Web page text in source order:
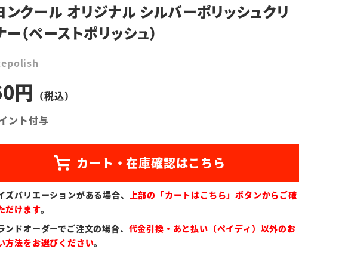
ンクール オリジナル シルバーポリッシュクリ
ー（ペーストポリッシュ）
ント付与
ズバリエーションがある場合、 上部の「カートはこちら」ボタンからご確
だけます。
ドオーダーでご注文の場合、 代金引換・あと払い（ペイディ）以外のお
方法をお選びください。